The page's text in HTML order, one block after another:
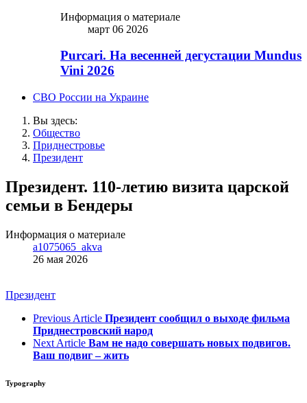
Информация о материале
март 06 2026
Purcari. На весенней дегустации Mundus
Vini 2026
СВО России на Украине
Вы здесь:
Общество
Приднестровье
Президент
Президент. 110-летию визита царской
семьи в Бендеры
Информация о материале
a1075065_akva
26 мая 2026
Президент
Previous Article Президент сообщил о выходе фильма
Приднестровский народ
Next Article Вам не надо совершать новых подвигов.
Ваш подвиг – жить
Typography